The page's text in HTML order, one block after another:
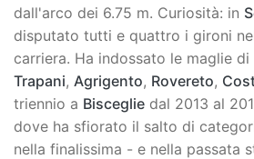
dall'arco dei 6.75 m. Curiosità: in
disputato tutti e quattro i gironi
carriera. Ha indossato le maglie di
Trapani, Agrigento, Rovereto,
triennio a Bisceglie dal 2013 al
dove ha sfiorato il salto di
nella finalissima - e nella passata